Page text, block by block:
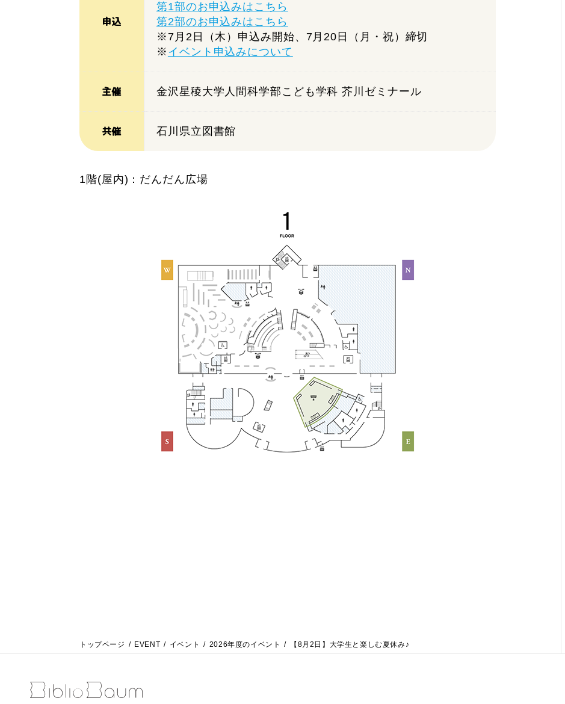
申込
第1部のお申込みはこちら
第2部のお申込みはこちら
※7月2日（木）申込み開始、7月20日（月・祝）締切
※ イベント申込みについて
主催 金沢星稜大学人間科学部こども学科 芥川ゼミナール
共催 石川県立図書館
1階(屋内)：だんだん広場
トップページ EVENT イベント 2026年度のイベント 【8月2日】大学生と楽しむ夏休み♪